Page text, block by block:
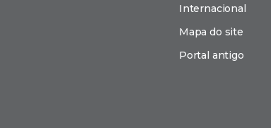
Internacional
Mapa do site
Portal antigo